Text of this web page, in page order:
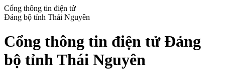
Cổng thông tin điện tử
Đảng bộ tỉnh Thái Nguyên
Cổng thông tin điện tử Đảng
bộ tỉnh Thái Nguyên